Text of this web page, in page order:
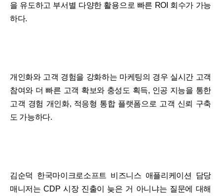
을 유도하고 부서별 다양한 활용으로 빠른 ROI 회수가 가능
하다.
개인화와 고객 경험을 강화하는 마케팅의 경우 실시간 고객
참여와 더 빠른 고객 확보와 충성도 획득, 인공 지능을 통한
고객 경험 개인화, 적응형 통합 플랫폼으로 고객 신뢰 구축
도 가능하다.
김순덕 한국마이크로소프트 비즈니스 애플리케이션 담당
매니저는 CDP 시장 진출이 늦은 거 아니냐는 질문에 대해